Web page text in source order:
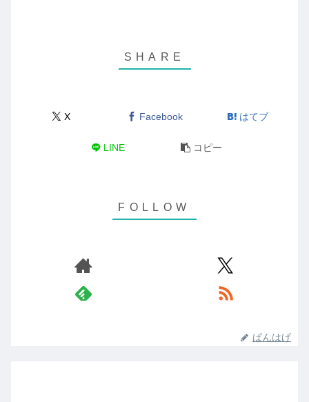
X Facebook はてブ
LINE コピー
ぱんはげ